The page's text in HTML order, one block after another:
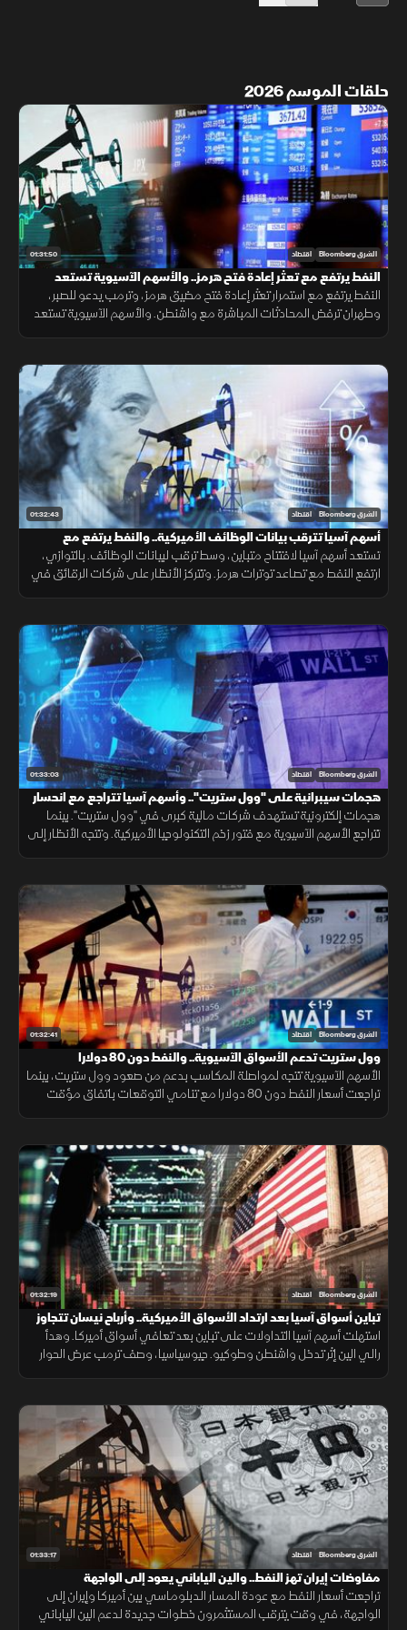
حلقات الموسم 2026
01:31:50 الشرق Bloomberg اقتصاد
النفط يرتفع مع تعثر إعادة فتح هرمز.. والأسهم الآسيوية تستعد
للمكاسب
النفط يرتفع مع استمرار تعثر إعادة فتح مضيق هرمز، وترمب يدعو للصبر،
وطهران ترفض المحادثات المباشرة مع واشنطن. والأسهم الآسيوية تستعد
01:32:43 الشرق Bloomberg اقتصاد
أسهم آسيا تترقب بيانات الوظائف الأميركية.. والنفط يرتفع مع
توترات "هرمز"
تستعد أسهم آسيا لافتتاح متباين، وسط ترقب لبيانات الوظائف. بالتوازي،
ارتفع النفط مع تصاعد توترات هرمز. وتتركز الأنظار على شركات الرقائق في
01:33:03 الشرق Bloomberg اقتصاد
هجمات سيبرانية على "وول ستريت".. وأسهم آسيا تتراجع مع انحسار
زخم التكنولوجيا
هجمات إلكترونية تستهدف شركات مالية كبرى في "وول ستريت". بينما
تتراجع الأسهم الآسيوية مع فتور زخم التكنولوجيا الأميركية. وتتجه الأنظار إلى
01:32:41 الشرق Bloomberg اقتصاد
وول ستريت تدعم الأسواق الآسيوية.. والنفط دون 80 دولارا
الأسهم الآسيوية تتجه لمواصلة المكاسب بدعم من صعود وول ستريت، بينما
تراجعت أسعار النفط دون 80 دولارا مع تنامي التوقعات باتفاق مؤقت
01:32:19 الشرق Bloomberg اقتصاد
تباين أسواق آسيا بعد ارتداد الأسواق الأميركية.. وأرباح نيسان تتجاوز
التوقعات
استهلت أسهم آسيا التداولات على تباين بعد تعافي أسواق أميركا. وهدأ
رالي الين إثر تدخل واشنطن وطوكيو. جيوسياسيا، وصف ترمب عرض الحوار
01:33:17 الشرق Bloomberg اقتصاد
مفاوضات إيران تهز النفط.. والين الياباني يعود إلى الواجهة
تراجعت أسعار النفط مع عودة المسار الدبلوماسي بين أميركا وإيران إلى
الواجهة، في وقت يترقب المستثمرون خطوات جديدة لدعم الين الياباني